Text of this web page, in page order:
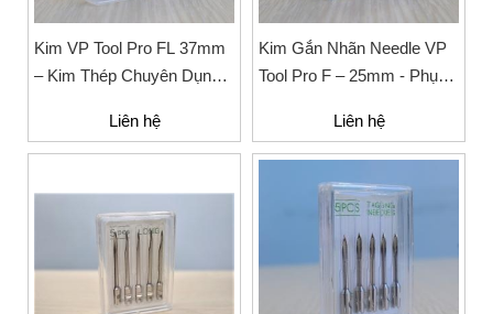
Kim VP Tool Pro FL 37mm
– Kim Thép Chuyên Dụng
Mác Quần Áo, Túi Xách
Liên hệ
Kim Gắn Nhãn Needle VP
Tool Pro F – 25mm - Phụ
Liên hệ